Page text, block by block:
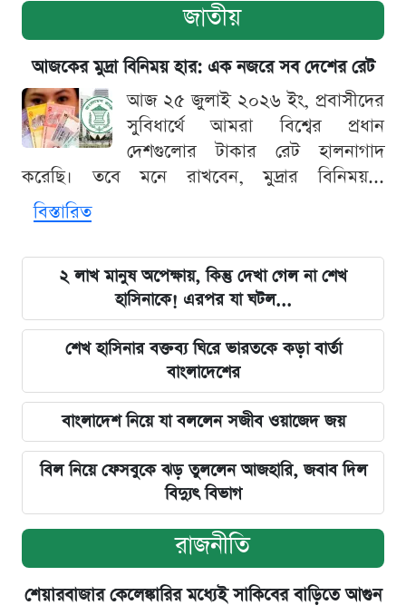
জাতীয়
আজকের মুদ্রা বিনিময় হার: এক নজরে সব দেশের রেট
আজ ২৫ জুলাই ২০২৬ ইং, প্রবাসীদের
সুবিধার্থে আমরা বিশ্বের প্রধান
দেশগুলোর টাকার রেট হালনাগাদ
করেছি। তবে মনে রাখবেন, মুদ্রার বিনিময়...
বিস্তারিত
২ লাখ মানুষ অপেক্ষায়, কিন্তু দেখা গেল না শেখ
হাসিনাকে! এরপর যা ঘটল...
শেখ হাসিনার বক্তব্য ঘিরে ভারতকে কড়া বার্তা
বাংলাদেশের
বাংলাদেশ নিয়ে যা বললেন সজীব ওয়াজেদ জয়
বিল নিয়ে ফেসবুকে ঝড় তুললেন আজহারি, জবাব দিল
বিদ্যুৎ বিভাগ
রাজনীতি
শেয়ারবাজার কেলেঙ্কারির মধ্যেই সাকিবের বাড়িতে আগুন